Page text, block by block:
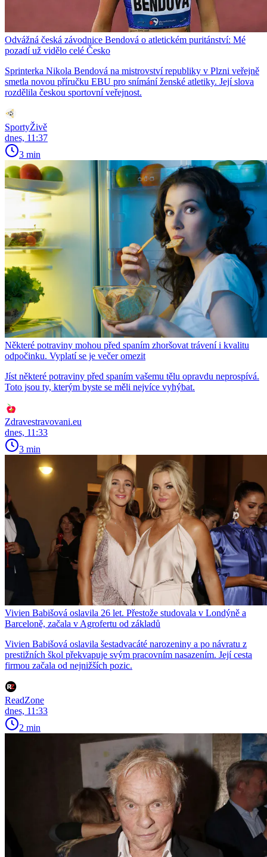
Odvážná česká závodnice Bendová o atletickém puritánství: Mé
pozadí už vidělo celé Česko
Sprinterka Nikola Bendová na mistrovství republiky v Plzni veřejně
smetla novou příručku EBU pro snímání ženské atletiky. Její slova
rozdělila českou sportovní veřejnost.
SportyŽivě
dnes, 11:37
3 min
Některé potraviny mohou před spaním zhoršovat trávení i kvalitu
odpočinku. Vyplatí se je večer omezit
Jíst některé potraviny před spaním vašemu tělu opravdu neprospívá.
Toto jsou ty, kterým byste se měli nejvíce vyhýbat.
Zdravestravovani.eu
dnes, 11:33
3 min
Vivien Babišová oslavila 26 let. Přestože studovala v Londýně a
Barceloně, začala v Agrofertu od základů
Vivien Babišová oslavila šestadvacáté narozeniny a po návratu z
prestižních škol překvapuje svým pracovním nasazením. Její cesta
firmou začala od nejnižších pozic.
ReadZone
dnes, 11:33
2 min